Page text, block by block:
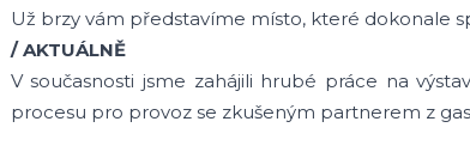
Už brzy vám představíme místo, které dokonale
/ AKTUÁLNĚ
V současnosti jsme zahájili hrubé práce na
procesu pro provoz se zkušeným partnerem z